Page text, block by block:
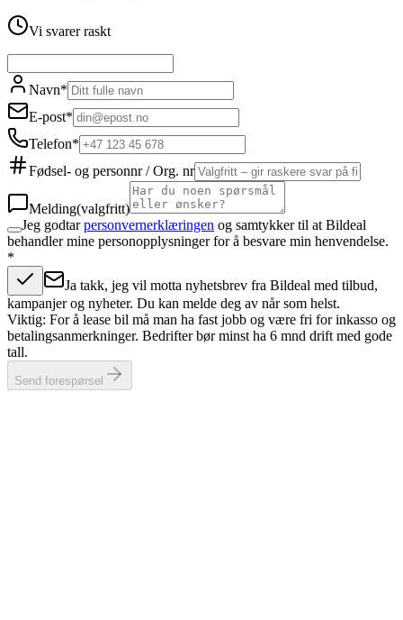
Vi svarer raskt
Navn*
E-post*
Telefon*
Fødsel- og personnr / Org. nr
Melding(valgfritt)
Jeg godtar personvernerklæringen og samtykker til at Bildeal
behandler mine personopplysninger for å besvare min henvendelse.
*
Ja takk, jeg vil motta nyhetsbrev fra Bildeal med tilbud,
kampanjer og nyheter. Du kan melde deg av når som helst.
Viktig: For å lease bil må man ha fast jobb og være fri for inkasso og
betalingsanmerkninger. Bedrifter bør minst ha 6 mnd drift med gode
tall.
Send forespørsel